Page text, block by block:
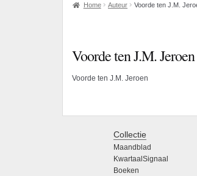
Home Auteur Voorde ten J.M.
Voorde ten J.M. Jeroen
Voorde ten J.M. Jeroen
Collectie
Maandblad
KwartaalSignaal
Boeken